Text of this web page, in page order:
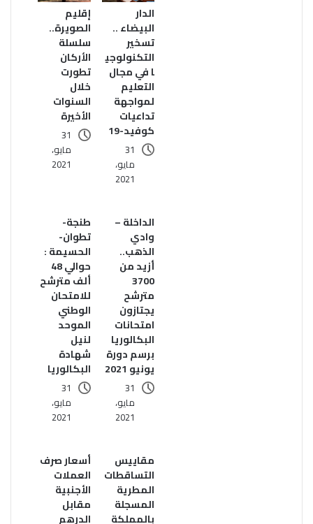
الدار
البيضاء ..
تسخير
التكنولوجي
ا في مجال
التعليم
لمواجهة
تداعيات
كوفيد-19
31
مايو،
2021
إقليم
الصويرة..
سلسلة
الأركان
تطورت
خلال
السنوات
الأخيرة
31
مايو،
2021
الداخلة –
وادي
الذهب..
أزيد من
3700
مترشح
يجتازون
امتحانات
البكالوريا
برسم دورة
يونيو 2021
31
مايو،
2021
طنجة-
تطوان-
الحسيمة :
حوالي 48
ألف مترشح
للامتحان
الوطني
الموحد
لنيل
شهادة
البكالوريا
31
مايو،
2021
مقاييس
التساقطات
المطرية
المسجلة
بالمملكة
أسعار صرف
العملات
الأجنبية
مقابل
الدرهم